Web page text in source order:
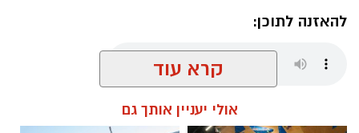
ובניסיון גניבה נוסף.
ממסמכי החקירה שהוגשו לבית משפט השלום
ביולי באשדוד. במהלך החקירה עלה שמו של
להאזנה לתוכן:
קרא עוד
אולי יעניין אותך גם